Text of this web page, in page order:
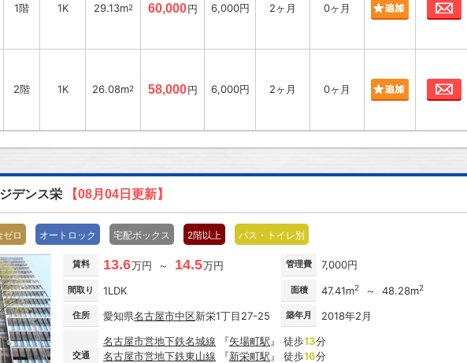
1階 1K 29.13m2 60,000円 6,000円 2ヶ月 0ヶ月
2階 1K 26.08m2 58,000円 6,000円 2ヶ月 0ヶ月
デンス栄 【08月04日更新】
ゼロ オートロック 宅配ボックス 2階以上 バス・トイレ別
賃料 13.6万円 ～ 14.5万円 管理費 7,000円
間取り 1LDK 面積 47.41m2 ～ 48.28m2
住所 愛知県名古屋市中区新栄1丁目27-25 築年月 2018年2月
交通
名古屋市営地下鉄名城線 『矢場町駅 』 徒歩13分
名古屋市営地下鉄東山線 『新栄町駅 』 徒歩16分